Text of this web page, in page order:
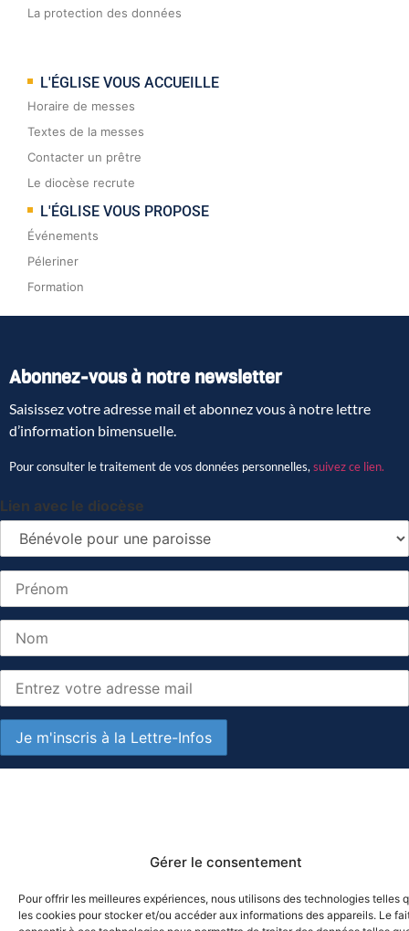
Gérer le consentement
Pour offrir les meilleures expériences, nous utilisons des technologies telles
les cookies pour stocker et/ou accéder aux informations des appareils. Le
La protection des données
L'ÉGLISE VOUS ACCUEILLE
Horaire de messes
Textes de la messes
Contacter un prêtre
Le diocèse recrute
L'ÉGLISE VOUS PROPOSE
Événements
Péleriner
Formation
Abonnez-vous à notre newsletter
Saisissez votre adresse mail et abonnez vous à notre lettre
d’information bimensuelle.
Pour consulter le traitement de vos données personnelles, suivez ce lien.
Lien avec le diocèse